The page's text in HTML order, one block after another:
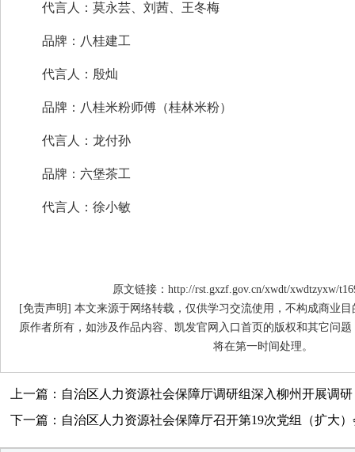
代言人：莫永芸、刘茜、王冬梅
品牌：八桂建工
代言人：殷灿
品牌：八桂米粉师傅（桂林米粉）
代言人：龙付孙
品牌：六堡茶工
代言人：徐小敏
原文链接：http://rst.gxzf.gov.cn/xwdt/xwdtzyxw/
[免责声明] 本文来源于网络转载，仅供学习交流使用，不构成商业
原作者所有，如涉及作品内容、凯发官网入口首页的版权和其它问
将在第一时间处理。
上一篇：自治区人力资源社会保障厅调研组深入柳州开展调研
下一篇：自治区人力资源社会保障厅召开第19次党组（扩大